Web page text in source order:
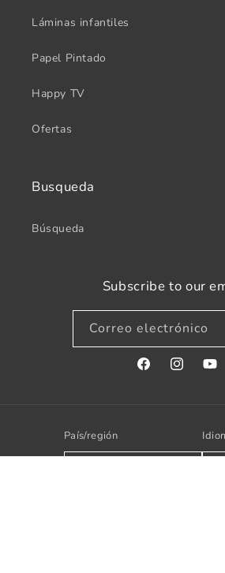
Láminas infantiles
Papel Pintado
Happy TV
Ofertas
Busqueda
Búsqueda
Subscribe to our
Correo electrónico
FacebookInstagram
País/región